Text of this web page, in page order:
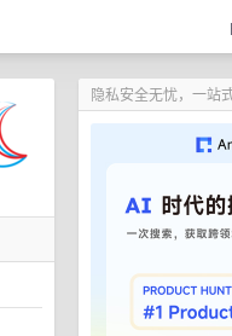
隐私安全无忧，一站